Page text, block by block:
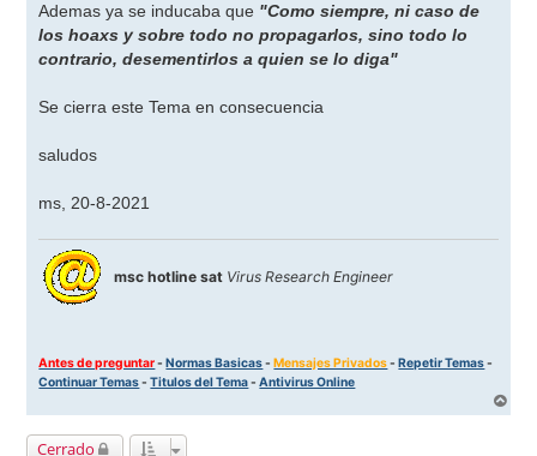
Ademas ya se inducaba que "Como siempre, ni caso de
los hoaxs y sobre todo no propagarlos, sino todo lo
contrario, desementirlos a quien se lo diga"
Se cierra este Tema en consecuencia
saludos
ms, 20-8-2021
msc hotline sat Virus Research Engineer
Antes de preguntar-Normas Basicas-Mensajes Privados-Repetir Temas-
Continuar Temas-Titulos del Tema-Antivirus Online
r
Cerrado